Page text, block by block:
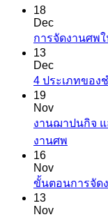
18
Dec
การจัดงานศพ
13
Dec
4 ประเภทของ
19
Nov
งานฌาปนกิจ แ
งานศพ
16
Nov
ขั้นตอนการจัด
13
Nov